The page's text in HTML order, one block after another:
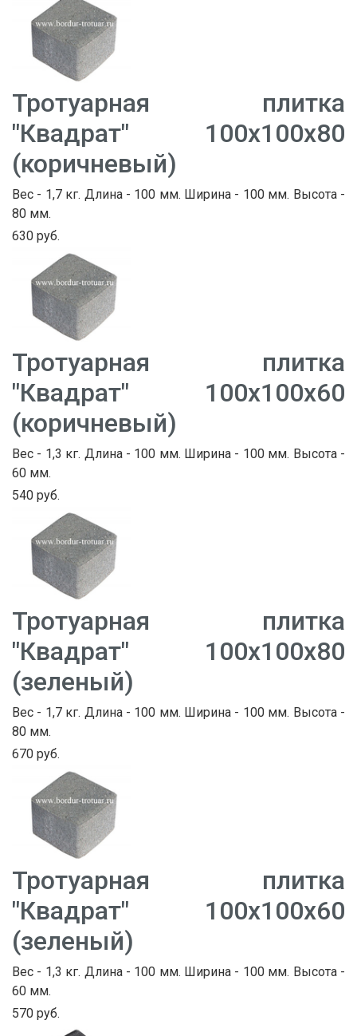
Тротуарная плитка
"Квадрат" 100х100х80
(коричневый)
Вес - 1,7 кг. Длина - 100 мм. Ширина - 100 мм. Высота -
80 мм.
630 руб.
Тротуарная плитка
"Квадрат" 100х100х60
(коричневый)
Вес - 1,3 кг. Длина - 100 мм. Ширина - 100 мм. Высота -
60 мм.
540 руб.
Тротуарная плитка
"Квадрат" 100х100х80
(зеленый)
Вес - 1,7 кг. Длина - 100 мм. Ширина - 100 мм. Высота -
80 мм.
670 руб.
Тротуарная плитка
"Квадрат" 100х100х60
(зеленый)
Вес - 1,3 кг. Длина - 100 мм. Ширина - 100 мм. Высота -
60 мм.
570 руб.